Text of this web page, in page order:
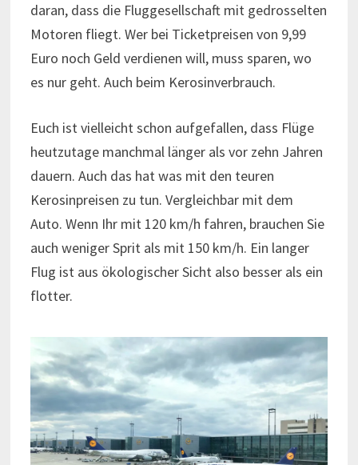
daran, dass die Fluggesellschaft mit gedrosselten
Motoren fliegt. Wer bei Ticketpreisen von 9,99
Euro noch Geld verdienen will, muss sparen, wo
es nur geht. Auch beim Kerosinverbrauch.
Euch ist vielleicht schon aufgefallen, dass Flüge
heutzutage manchmal länger als vor zehn Jahren
dauern. Auch das hat was mit den teuren
Kerosinpreisen zu tun. Vergleichbar mit dem
Auto. Wenn Ihr mit 120 km/h fahren, brauchen Sie
auch weniger Sprit als mit 150 km/h. Ein langer
Flug ist aus ökologischer Sicht also besser als ein
flotter.